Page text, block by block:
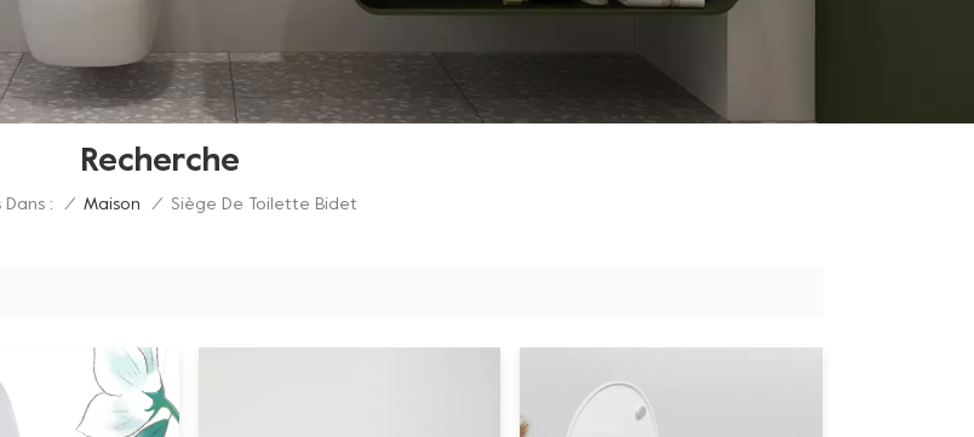
Recherche
Dans : / Maison / Siège De Toilette Bidet